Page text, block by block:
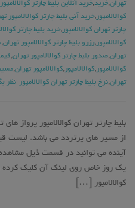
تهران,خرید,خرید آنلاین بلیط چارتر
کوالالامپور,خرید آنی بلیط چارتر کوالالامپور
چارتر تهران کوالالامپور,خرید بلیط چارتر
کوالالامپور,رزرو بلیط چارتر کوالالامپور تهران,
تهران,صدور بلیط چارتر کوالالامپور تهران,
کوالالامپور,کوالالامپور,کوالالامپور تهران,
تهران,نرخ بلیط چارتر تهران کوالالامپور نظر
بلیط چارتر تهران کوالالامپور پرواز های
آینده می توانید در قسمت ذیل
یک روز خاص روی لینک آن کلیک کرده و
کوالالامپور […]